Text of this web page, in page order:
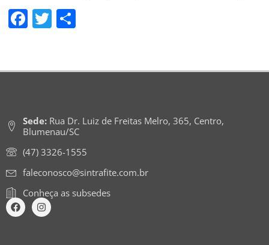
Facebook
Twitter
Sede:Rua Dr. Luiz de Freitas Melro, 365, Centro,
Blumenau/SC
(47) 3326-1555
faleconosco@sintrafite.com.br
Conheça as subsedes